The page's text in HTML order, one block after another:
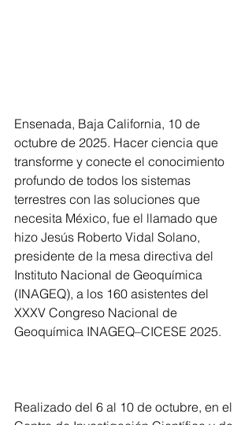
Ensenada, Baja California, 10 de
octubre de 2025. Hacer ciencia que
transforme y conecte el conocimiento
profundo de todos los sistemas
terrestres con las soluciones que
necesita México, fue el llamado que
hizo Jesús Roberto Vidal Solano,
presidente de la mesa directiva del
Instituto Nacional de Geoquímica
(INAGEQ), a los 160 asistentes del
XXXV Congreso Nacional de
Geoquímica INAGEQ–CICESE 2025.
Realizado del 6 al 10 de octubre, en el